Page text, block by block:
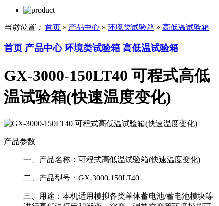
当前位置： 首页 » 产品中心 » 环境类试验箱 » 高低温试验箱
首页 产品中心 环境类试验箱 高低温试验箱
GX-3000-150LT40 可程式高低
温试验箱(快速温度变化)
产品参数
一、产品名称： 可程式高低温试验箱(快速温度变化)
二、产品型号： GX-3000-150LT40
三、用途： 本机适用模拟各类单体蓄电池/蓄电池模块等